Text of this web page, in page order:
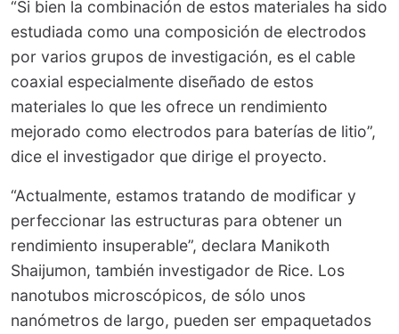
“Si bien la combinación de estos materiales ha sido
estudiada como una composición de electrodos
por varios grupos de investigación, es el cable
coaxial especialmente diseñado de estos
materiales lo que les ofrece un rendimiento
mejorado como electrodos para baterías de litio”,
dice el investigador que dirige el proyecto.
“Actualmente, estamos tratando de modificar y
perfeccionar las estructuras para obtener un
rendimiento insuperable”, declara Manikoth
Shaijumon, también investigador de Rice. Los
nanotubos microscópicos, de sólo unos
nanómetros de largo, pueden ser empaquetados